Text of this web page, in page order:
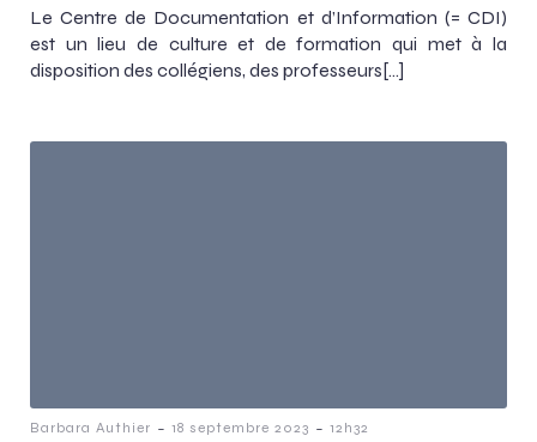
Le Centre de Documentation et d’Information (= CDI)
est un lieu de culture et de formation qui met à la
disposition des collégiens, des professeurs[…]
Barbara Authier - 18 septembre 2023 - 12h32